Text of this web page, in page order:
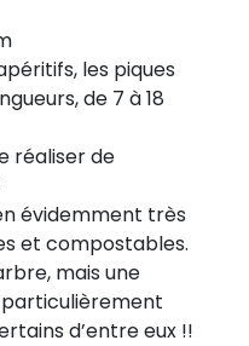
les piques
de 7 à 18
réaliser de
évidemment très
et compostables.
mais une
particulièrement
d’entre eux !!